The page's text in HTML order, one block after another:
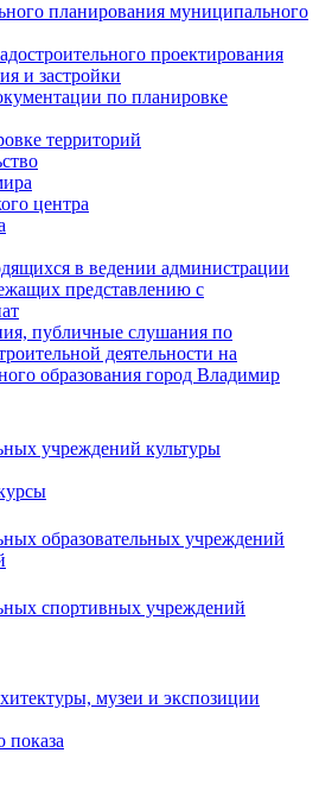
планирования муниципального
проектирования
и застройки
по планировке
территорий
центра
в ведении администрации
представлению с
публичные слушания по
деятельности на
образования город Владимир
учреждений культуры
образовательных учреждений
спортивных учреждений
музеи и экспозиции
показа